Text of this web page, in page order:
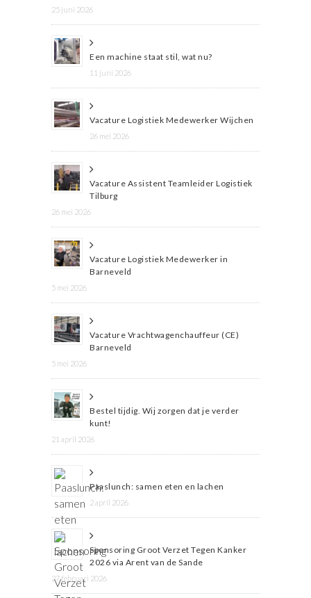
25 juni 2026
Een machine staat stil, wat nu?
11 juni 2026
Vacature Logistiek Medewerker Wijchen
26 mei 2026
Vacature Assistent Teamleider Logistiek
Tilburg
26 mei 2026
Vacature Logistiek Medewerker in
Barneveld
5 mei 2026
Vacature Vrachtwagenchauffeur (CE)
Barneveld
5 mei 2026
Bestel tijdig. Wij zorgen dat je verder
kunt!
21 april 2026
Paaslunch: samen eten en lachen
2 april 2026
Sponsoring Groot Verzet Tegen Kanker
2026 via Arent van de Sande
27 februari 2026